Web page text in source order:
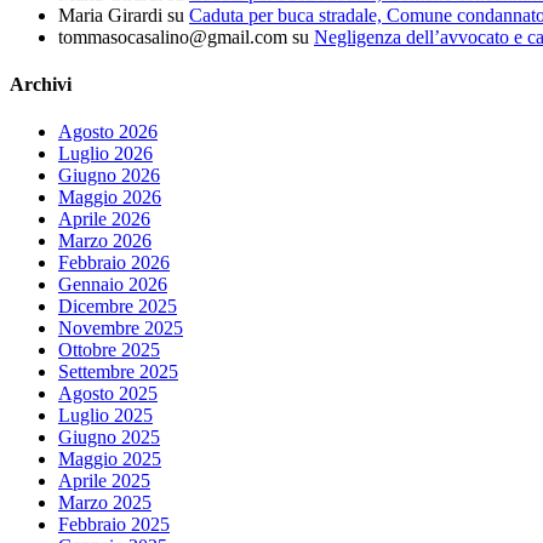
Maria Girardi su Caduta per buca stradale, Comune
tommasocasalino@gmail.com su Negligenza dell’avvocato e
Archivi
Agosto 2026
Luglio 2026
Giugno 2026
Maggio 2026
Aprile 2026
Marzo 2026
Febbraio 2026
Gennaio 2026
Dicembre 2025
Novembre 2025
Ottobre 2025
Settembre 2025
Agosto 2025
Luglio 2025
Giugno 2025
Maggio 2025
Aprile 2025
Marzo 2025
Febbraio 2025